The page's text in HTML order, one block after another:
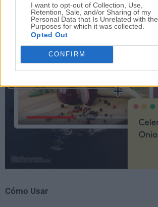
I want to opt-out of Collection, Use,
Retention, Sale, and/or Sharing of my
Personal Data that Is Unrelated with the
Purposes for which it was collected.
Opted Out
CONFIRM
Cómo Usar